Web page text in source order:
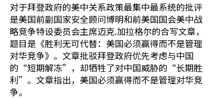
对于拜登政府的美中关系政策最集中最系统的批评
是美国前副国家安全顾问博明和前美国国会美中战
略竞争特设委员会主席迈克.加拉格尔的合写文章，
题目是《胜利无可代替：美国必须赢得而不是管理
对华竞争》。文章批驳拜登政府优先考虑与中国
的“短期解冻”，却牺牲了对中国威胁的“长期胜
利”。文章指出，美国必须赢得而不是管理对华竞
争。